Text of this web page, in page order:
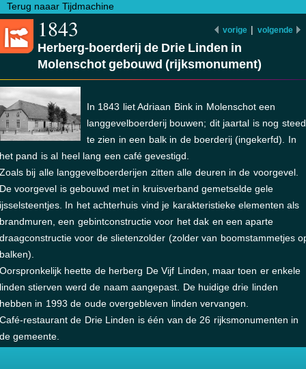
Terug naaar Tijdmachine
vorige | volgende
1843
Herberg-boerderij de Drie Linden in
Molenschot gebouwd (rijksmonument)
In 1843 liet Adriaan Bink in Molenschot een
langgevelboerderij bouwen; dit jaartal is nog
te zien in een balk in de boerderij (ingekerfd). In
het pand is al heel lang een café gevestigd.
Zoals bij alle langgevelboerderijen zitten alle deuren in de voorgevel.
De voorgevel is gebouwd met in kruisverband gemetselde gele
ijsselsteentjes. In het achterhuis vind je karakteristieke elementen als
brandmuren, een gebintconstructie voor het dak en een aparte
draagconstructie voor de slietenzolder (zolder van boomstammetjes
balken).
Oorspronkelijk heette de herberg De Vijf Linden, maar toen er enkele
linden stierven werd de naam aangepast. De huidige drie linden
hebben in 1993 de oude overgebleven linden vervangen.
Café-restaurant de Drie Linden is één van de 26 rijksmonumenten in
de gemeente.